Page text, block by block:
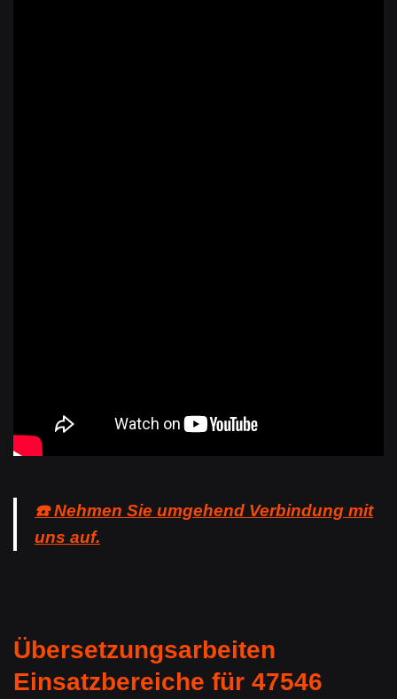
☎️ Nehmen Sie umgehend Verbindung mit
uns auf.
Übersetzungsarbeiten
Einsatzbereiche für 47546